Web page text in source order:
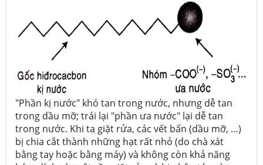
"Phần kị nước" khó tan trong nước, nhưng dễ tan
trong dầu mỡ; trái lại "phần ưa nước" lại dễ tan
trong nước. Khi ta giặt rửa, các vết bẩn (dầu mỡ, …)
bị chia cắt thành những hạt rất nhỏ (do chà xát
bằng tay hoặc bằng máy) và không còn khả năng